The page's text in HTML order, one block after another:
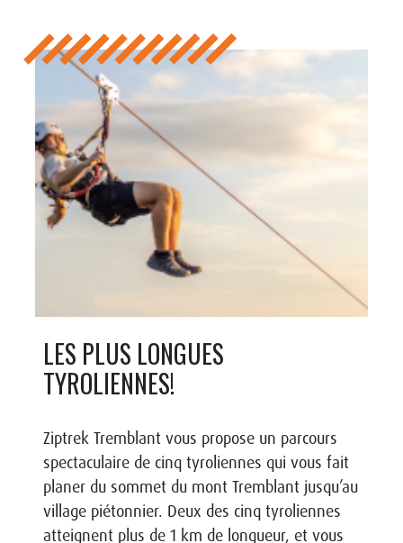
LES PLUS LONGUES
TYROLIENNES!
Ziptrek Tremblant vous propose un parcours
spectaculaire de cinq tyroliennes qui vous fait
planer du sommet du mont Tremblant jusqu’au
village piétonnier. Deux des cinq tyroliennes
atteignent plus de 1 km de longueur, et vous